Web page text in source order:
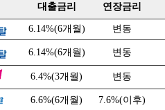
대출금리 연장금리
6.14%(6개월) 변동
6.14%(6개월) 변동
6.4%(3개월) 변동
6.6%(6개월) 7.6%(이후)